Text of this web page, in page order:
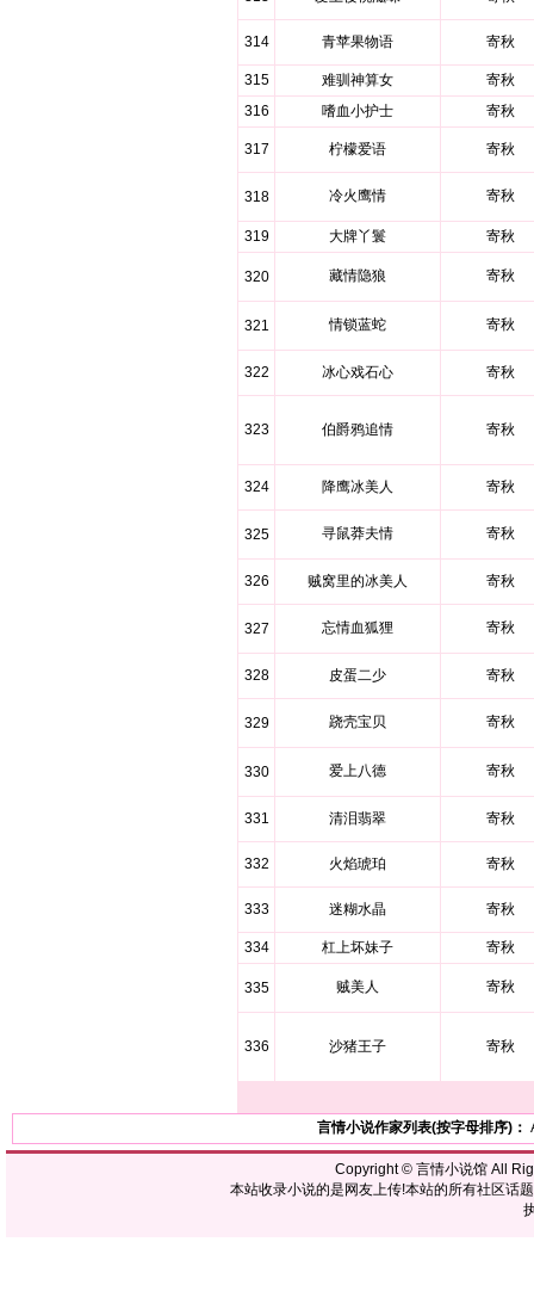
314 青苹果物语 寄秋
315 难驯神算女
寄秋
316
嗜血小护士 寄秋
317 柠檬爱语 寄秋
318 冷火鹰情 寄秋
319 大牌丫鬟 寄秋
320 藏情隐狼 寄秋
321 情锁蓝蛇 寄秋
322 冰心戏石心 寄秋
323 伯爵鸦追情 寄秋
324 降鹰冰美人 寄秋
325 寻鼠莽夫情 寄秋
326 贼窝里的冰美人 寄秋
327 忘情血狐狸 寄秋
328 皮蛋二少 寄秋
329 跷壳宝贝 寄秋
330 爱上八德 寄秋
331 清泪翡翠 寄秋
332 火焰琥珀 寄秋
333 迷糊水晶 寄秋
334 杠上坏妹子 寄秋
335 贼美人 寄秋
336 沙猪王子 寄秋
言情小说作家列表(按字母排序)：
Copyright © 言情小说馆All
本站收录小说的是网友上传!本站的所有社区话